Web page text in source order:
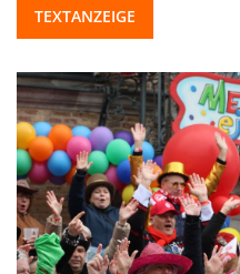
TEXTANZEIGE